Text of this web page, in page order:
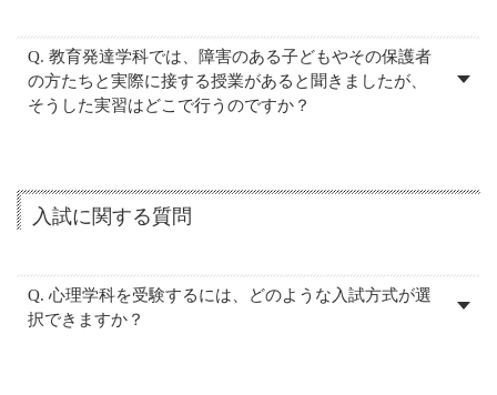
Q. 教育発達学科では、障害のある子どもやその保護者
の方たちと実際に接する授業があると聞きましたが、
そうした実習はどこで行うのですか？
入試に関する質問
Q. 心理学科を受験するには、どのような入試方式が選
択できますか？